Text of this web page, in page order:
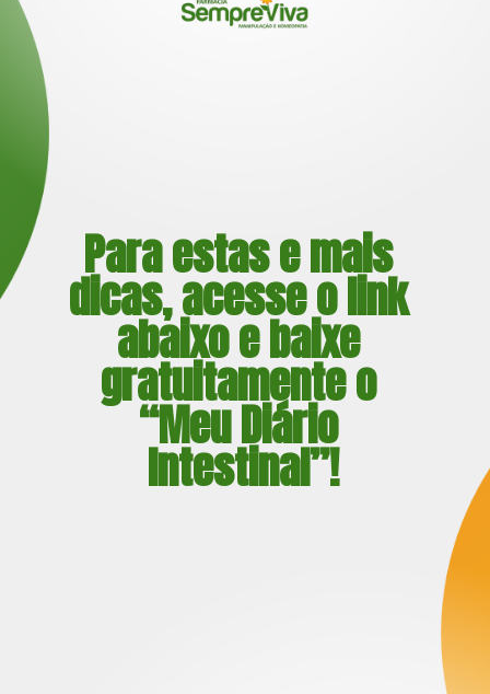
Para estas e mais
dicas, acesse o link
abaixo e baixe
gratuitamente o
“Meu Diário
Intestinal”!